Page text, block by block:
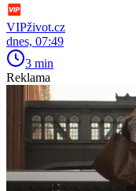
VIPživot.cz
dnes, 07:49
3 min
Reklama